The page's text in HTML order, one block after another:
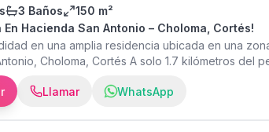
3 Baños
150 m²
En Hacienda San Antonio – Choloma, Cortés!
en una amplia residencia ubicada en una
Choloma, Cortés A solo 1.7 kilómetros del
(3 en la segunda planta y 1 en la
Tanque de almacenamiento de agua Beneficios
para toda la familia Zona de alta plusvalía
Llamar WhatsApp